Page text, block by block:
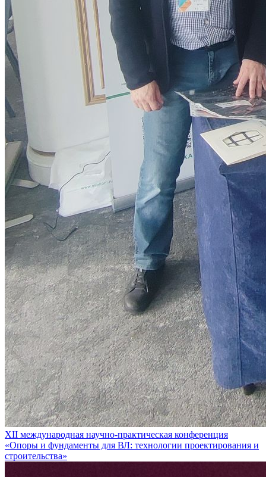
XII международная научно-практическая конференция
«Опоры и фундаменты для ВЛ: технологии проектирования и
строительства»